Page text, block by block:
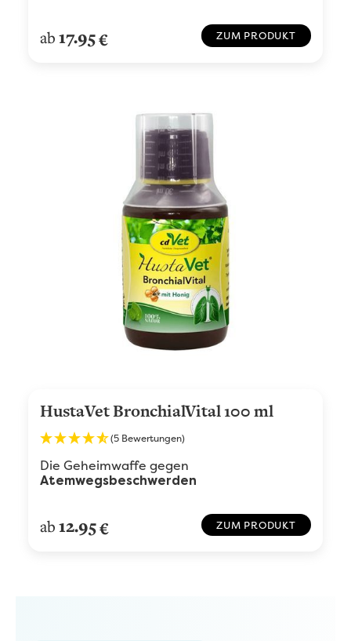
ab17.95€ ZUM PRODUKT
HustaVet BronchialVital 100 ml
(5 Bewertungen)
Die Geheimwaffe gegen
Atemwegsbeschwerden
ab12.95€ ZUM PRODUKT